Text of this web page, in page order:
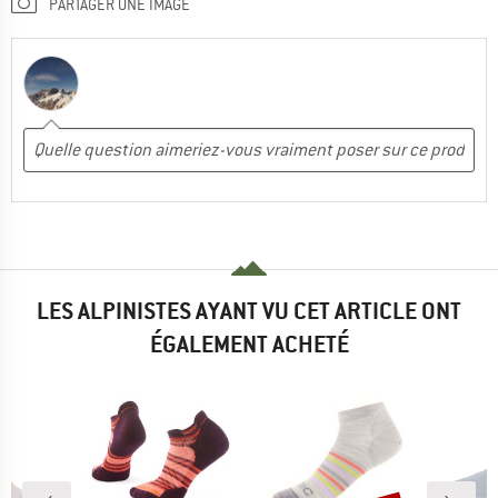
PARTAGER UNE IMAGE
LES ALPINISTES AYANT VU CET ARTICLE ONT
ÉGALEMENT ACHETÉ